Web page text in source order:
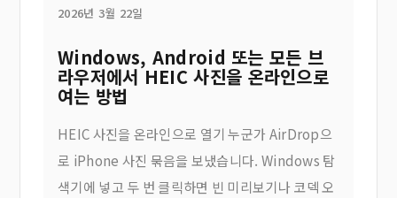
2026년 3월 22일
Windows, Android 또는 모든 브
라우저에서 HEIC 사진을 온라인으로
여는 방법
HEIC 사진을 온라인으로 열기 누군가 AirDrop으
로 iPhone 사진 묶음을 보냈습니다. Windows 탐
색기에 넣고 두 번 클릭하면 빈 미리보기나 코덱 오